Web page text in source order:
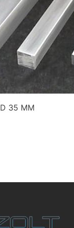
35 MM